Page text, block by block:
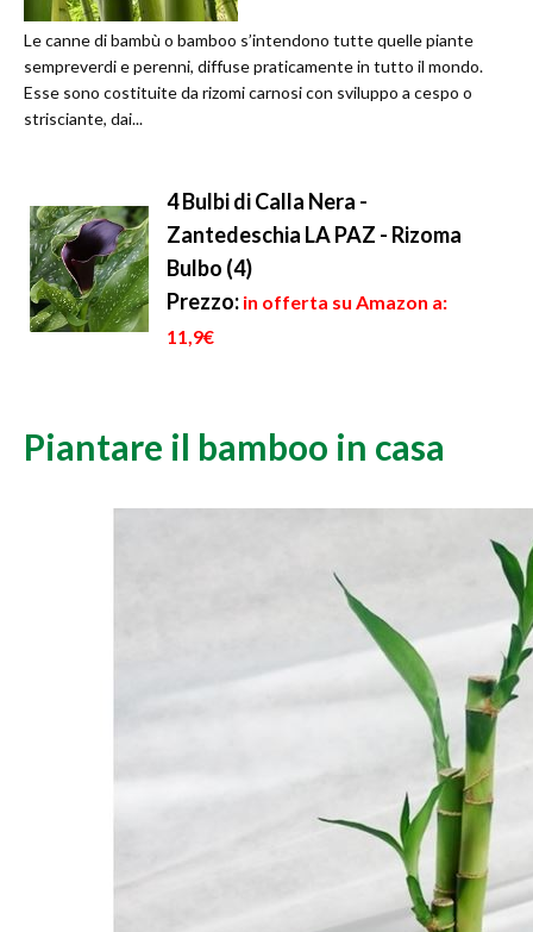
Le canne di bambù o bamboo s’intendono tutte quelle piante
sempreverdi e perenni, diffuse praticamente in tutto il mondo.
Esse sono costituite da rizomi carnosi con sviluppo a cespo o
strisciante, dai...
4 Bulbi di Calla Nera -
Zantedeschia LA PAZ - Rizoma
Bulbo (4)
Prezzo: in offerta su Amazon a:
11,9€
Piantare il bamboo in casa